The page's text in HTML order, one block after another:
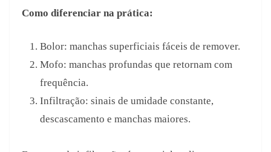
Como diferenciar na prática:
Bolor: manchas superficiais fáceis de remover.
Mofo: manchas profundas que retornam com
frequência.
Infiltração: sinais de umidade constante,
descascamento e manchas maiores.